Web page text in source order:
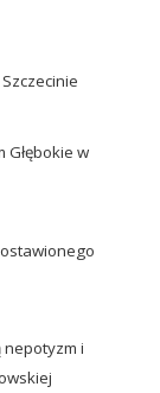
Głębokie w
i